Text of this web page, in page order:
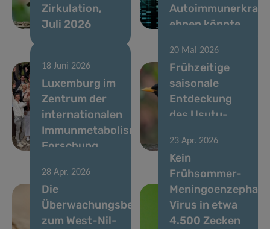
Zirkulation,
Juli 2026
ebnen könnte
18 Juni 2026
Luxemburg im
Zentrum der
internationalen
Immunmetabolismus-
Forschung
20 Mai 2026
Frühzeitige
saisonale
Entdeckung
des Usutu-
2026
28 Apr. 2026
Die
Überwachungsbemühungen
zum West-Nil-
23 Apr. 2026
Kein
Frühsommer-
Virus in etwa
4.500 Zecken